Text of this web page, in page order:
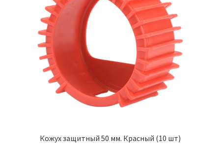
Кожух защитный 50 мм. Красный (10 шт)